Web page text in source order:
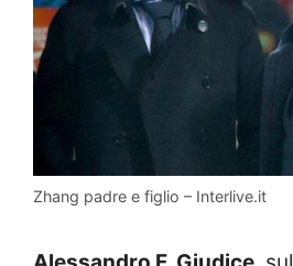
Zhang padre e figlio – Interlive.it